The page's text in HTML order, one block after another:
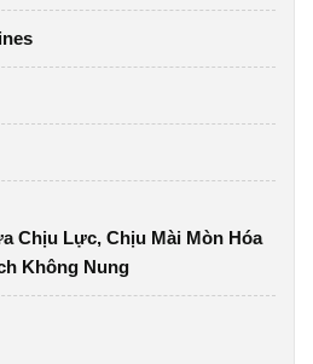
Chịu Lực, Chịu Mài Mòn Hóa
Không Nung